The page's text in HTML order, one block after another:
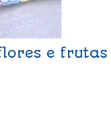
e frutas